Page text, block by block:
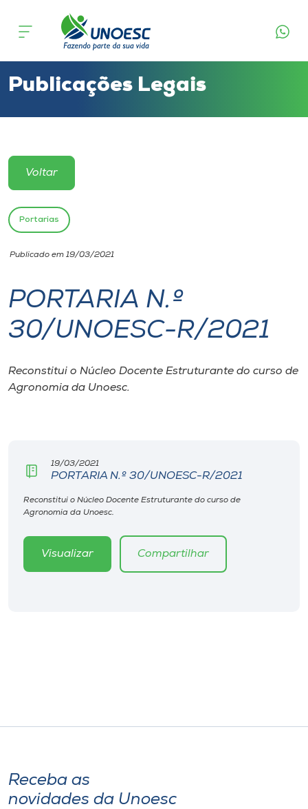
Cursos
Atendimento ao Estudante
Portal de Ensino
Unoesc
Internacionalização
I.nova
Diplomados
CPA
Biblioteca
Editora
Publicações Legais
Voltar
Portarias
Publicado em 19/03/2021
PORTARIA N.º
30/UNOESC-R/2021
Reconstitui o Núcleo Docente Estruturante do curso de
Agronomia da Unoesc.
19/03/2021
PORTARIA N.º 30/UNOESC-R/2021
Reconstitui o Núcleo Docente Estruturante do curso de
Agronomia da Unoesc.
Visualizar Compartilhar
Receba as
novidades da Unoesc